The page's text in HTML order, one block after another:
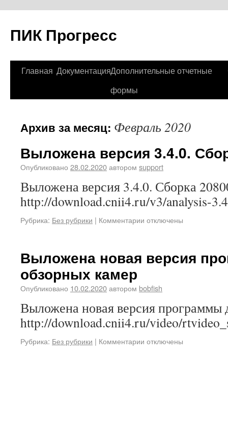
ПИК Прогресс
Главная ДокументацияДополнительные отчетные
формы
Архив за месяц: Февраль 2020
Выложена версия 3.4.0.
Опубликовано 28.02.2020автором support
Выложена версия 3.4.0. Сборка
http://download.cnii4.ru/v3/analysis-
Рубрика: Без рубрики | Комментарии отключены
Выложена новая версия
обзорных камер
Опубликовано 10.02.2020автором bobfish
Выложена новая версия программы
http://download.cnii4.ru/video/
Рубрика: Без рубрики | Комментарии отключены